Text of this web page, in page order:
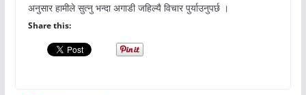
अनुसार हामीले सुत्नु भन्दा अगाडी जहिल्यै विचार पुर्याउनुपर्छ ।
Share this: